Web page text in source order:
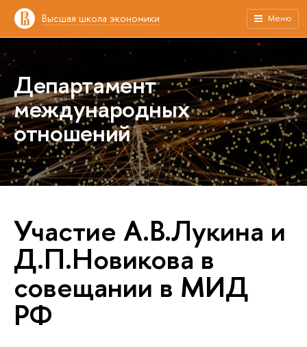
Высшая школа экономики Меню
Департамент
международных
отношений
Участие А.В.Лукина и
Д.П.Новикова в
совещании в МИД
РФ